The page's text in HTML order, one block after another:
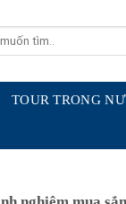
TOUR TRONG